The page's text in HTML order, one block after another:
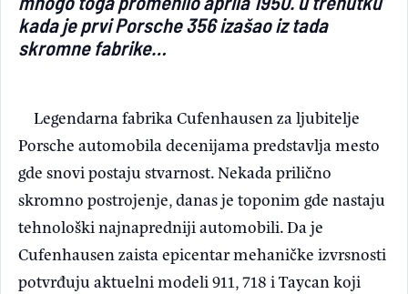
kada je prvi Porsche 356 izašao iz tada
skromne fabrike…
Legendarna fabrika Cufenhausen za ljubitelje
Porsche automobila decenijama predstavlja mesto
gde snovi postaju stvarnost. Nekada prilično
skromno postrojenje, danas je toponim gde nastaju
tehnološki najnapredniji automobili. Da je
Cufenhausen zaista epicentar mehaničke izvrsnosti
potvrđuju aktuelni modeli 911, 718 i Taycan koji